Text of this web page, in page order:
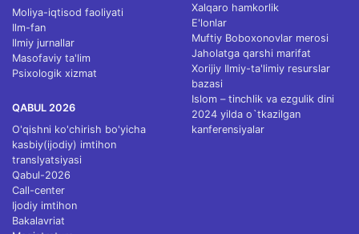
Moliya-iqtisod faoliyati
Ilm-fan
Ilmiy jurnallar
Masofaviy ta'lim
Psixologik xizmat
QABUL 2026
O'qishni ko'chirish bo'yicha
kasbiy(ijodiy) imtihon
translyatsiyasi
Qabul-2026
Call-center
Ijodiy imtihon
Bakalavriat
Xalqaro hamkorlik
E'lonlar
Muftiy Boboxonovlar merosi
Jaholatga qarshi marifat
Xorijiy Ilmiy-ta'limiy resurslar
bazasi
Islom – tinchlik va ezgulik dini
2024 yilda o`tkazilgan
kanferensiyalar